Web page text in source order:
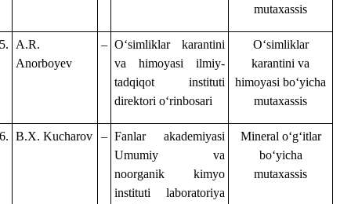
mutaxassis
A.R.
Anorboyev
– Oʻsimliklar karantini
va himoyasi ilmiy-
tadqiqot instituti
direktori oʻrinbosari
Oʻsimliklar
karantini va
himoyasi boʻyicha
mutaxassis
B.X. Kucharov – Fanlar akademiyasi
Umumiy va
noorganik kimyo
instituti laboratoriya
Mineral oʻgʻitlar
boʻyicha
mutaxassis